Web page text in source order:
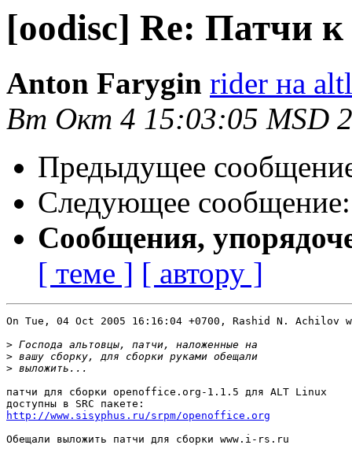
[oodisc] Re: Патчи к
Anton Farygin rider на
Вт Окт 4 15:03:05 MSD
Предыдущее
Следующее
Сообщения,
[ теме ] [ автору ]
On Tue, 04 Oct 2005 16:16:04 +0700, Rashid N. Achilov
>
>
>
патчи для сборки openoffice.org-1.1.5 для ALT Linux
http://www.sisyphus.ru/srpm/openoffice.org
Обещали выложить патчи для сборки www.i-rs.ru